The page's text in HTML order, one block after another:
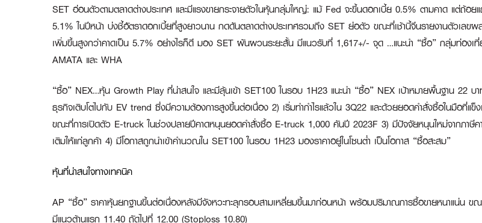
SET อ่อนตัวตามตลาดต่างประเทศ และมีแรงขายกระจายตัวในหุ้นกลุ่มใหญ่: แม้ Fed จะขึ้นดอกเบี้ย 0.5% ตามคาด แต่ถ้อ
5.1% ในปีหน้า บ่งชี้อัตราดอกเบี้ยที่สูงยาวนาน กดดันตลาดต่างประเทศรวมถึง SET ย่อตัว ขณะที่เช้านี้จีนรายงานตัวเล
เพิ่มขึ้นสูงกว่าคาดเป็น 5.7% อย่างไรก็ดี มอง SET ผันผวนระยะสั้น มีแนวรับที่ 1,617+/- จุด …แนะนำ “ซื้อ” กลุ่มท่องเ
AMATA และ WHA
“ซื้อ” NEX…หุ้น Growth Play ที่น่าสนใจ และมีลุ้นเข้า SET100 ในรอบ 1H23 แนะนำ “ซื้อ” NEX เป้าหมายพื้นฐาน 22
ธุรกิจเติบโตไปกับ EV trend ซึ่งมีความต้องการสูงขึ้นต่อเนื่อง 2) เริ่มทำกำไรแล้วใน 3Q22 และด้วยยอดคำสั่งซื้อในมือที่
ขณะที่การเปิดตัว E-truck ในช่วงปลายปีคาดหนุนยอดคำสั่งซื้อ E-truck 1,000 คันปี 2023F 3) มีปัจจัยหนุนใหม่จากภาษีค
เติมให้แก่ลูกค้า 4) มีโอกาสถูกนำเข้าคำนวณใน SET100 ในรอบ 1H23 มองราคาอยู่ในโซนต่ำ เป็นโอกาส “ซื้อสะสม”
หุ้นที่น่าสนใจทางเทคนิค
AP “ซื้อ” ราคาหุ้นยกฐานขึ้นต่อเนื่องหลังมีจังหวะทะลุกรอบสามเหลี่ยมขึ้นมาก่อนหน้า พร้อมปริมาณการซื้อขายหนาแน่น
มีแนวต้านแรก 11.40 ถัดไปที่ 12.00 (Stoploss 10.80)